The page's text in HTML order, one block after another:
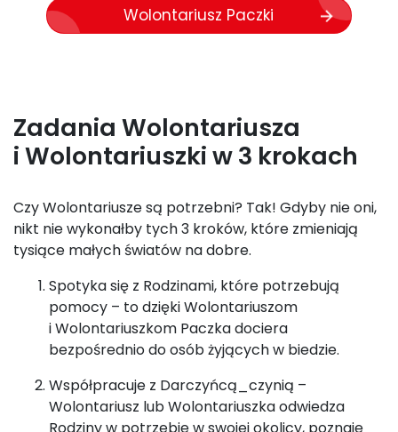
Wolontariusz Paczki
Zadania Wolontariusza
i Wolontariuszki w 3 krokach
Czy Wolontariusze są potrzebni? Tak! Gdyby nie oni,
nikt nie wykonałby tych 3 kroków, które zmieniają
tysiące małych światów na dobre.
Spotyka się z Rodzinami, które potrzebują
pomocy – to dzięki Wolontariuszom
i Wolontariuszkom Paczka dociera
bezpośrednio do osób żyjących w biedzie.
Współpracuje z Darczyńcą_czynią –
Wolontariusz lub Wolontariuszka odwiedza